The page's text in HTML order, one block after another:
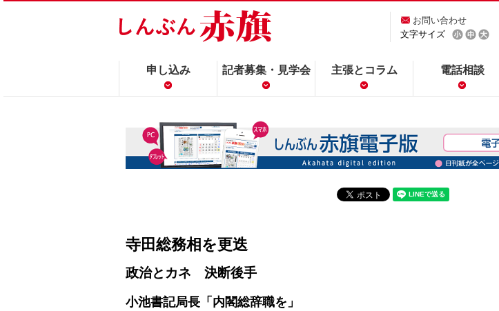
お問い合わせ
文字サイズ
申し込み 記者募集・見学会 主張とコラム 電話相談
寺田総務相を更迭
政治とカネ 決断後手
小池書記局長「内閣総辞職を」